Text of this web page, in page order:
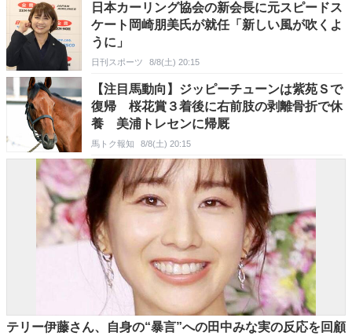
日本カーリング協会の新会長に元スピードス
ケート岡崎朋美氏が就任「新しい風が吹くよ
うに」
日刊スポーツ 8/8(土) 20:15
【注目馬動向】ジッピーチューンは紫苑Ｓで
復帰 桜花賞３着後に右前肢の剥離骨折で休
養 美浦トレセンに帰厩
馬トク報知 8/8(土) 20:15
テリー伊藤さん、自身の“暴言”への田中みな実の反応を回顧